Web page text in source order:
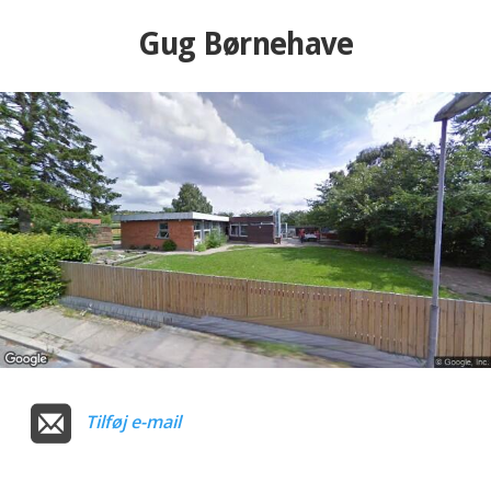
Gug Børnehave
Tilføj e-mail